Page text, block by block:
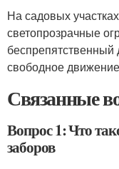
На садовых
светопрозрачные
беспрепятственный
свободное
Связанные
Вопрос 1: Что
заборов